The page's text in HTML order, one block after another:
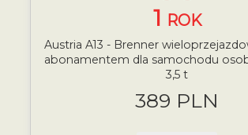
1 ROK
Austria A13 - Brenner
abonamentem dla samochodu
3,5 t
389 PLN